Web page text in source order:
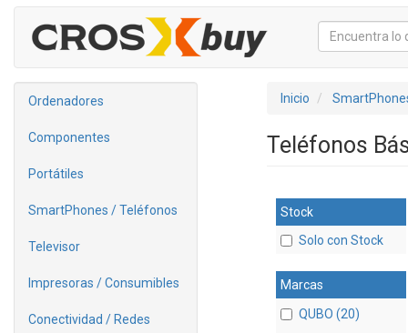
Ordenadores
Componentes
Portátiles
SmartPhones / Teléfonos
Televisor
Impresoras / Consumibles
Conectividad / Redes
Inicio
Teléfonos
Stock
Solo con Stock
Marcas
QUBO (20)